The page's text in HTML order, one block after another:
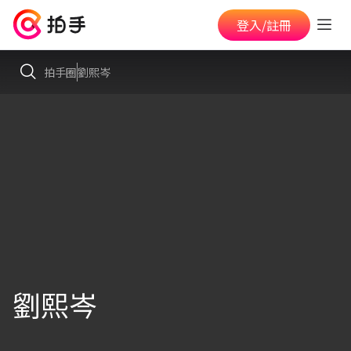
登入/註冊
拍手圈劉熙岑
劉熙岑